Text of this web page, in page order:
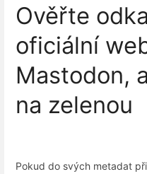
Ověřte
oficiální
Mastodon,
na zelenou
Pokud do svých metadat